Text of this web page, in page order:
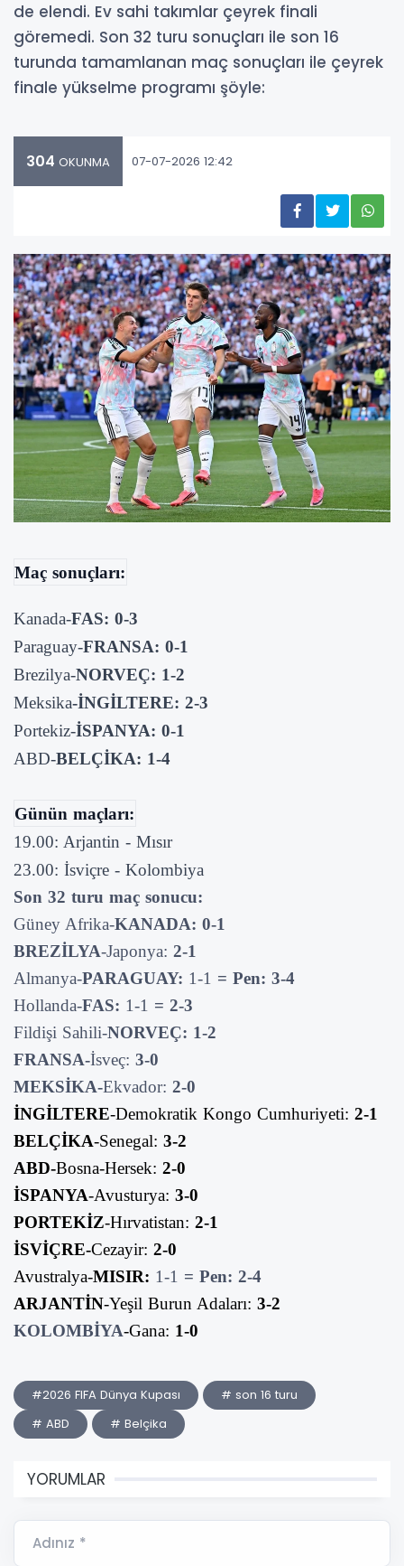
de elendi. Ev sahi takımlar çeyrek finali
göremedi. Son 32 turu sonuçları ile son 16
turunda tamamlanan maç sonuçları ile çeyrek
finale yükselme programı şöyle:
304 OKUNMA 07-07-2026 12:42
Maç sonuçları:
Kanada-FAS: 0-3
Paraguay-FRANSA: 0-1
Brezilya-NORVEÇ: 1-2
Meksika-İNGİLTERE: 2-3
Portekiz-İSPANYA: 0-1
ABD-BELÇİKA: 1-4
Günün maçları:
19.00: Arjantin - Mısır
23.00: İsviçre - Kolombiya
Son 32 turu maç sonucu:
Güney Afrika-KANADA: 0-1
BREZİLYA-Japonya: 2-1
Almanya-PARAGUAY: 1-1 = Pen: 3-4
Hollanda-FAS: 1-1 = 2-3
Fildişi Sahili-NORVEÇ: 1-2
FRANSA-İsveç: 3-0
MEKSİKA-Ekvador: 2-0
İNGİLTERE-Demokratik Kongo Cumhuriyeti: 2-1
BELÇİKA-Senegal: 3-2
ABD-Bosna-Hersek: 2-0
İSPANYA-Avusturya: 3-0
PORTEKİZ-Hırvatistan: 2-1
İSVİÇRE-Cezayir: 2-0
Avustralya-MISIR: 1-1 = Pen: 2-4
ARJANTİN-Yeşil Burun Adaları: 3-2
KOLOMBİYA-Gana: 1-0
#2026 FIFA Dünya Kupası
# son 16 turu
# ABD
# Belçika
YORUMLAR
Adınız *